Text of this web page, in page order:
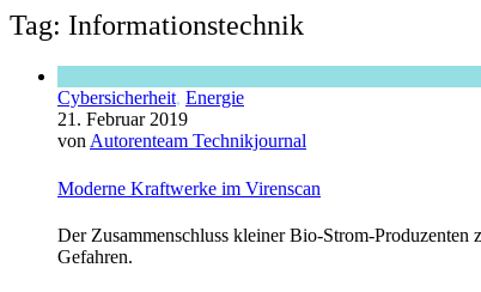
Tag: Informationstechnik
Cybersicherheit, Energie
21. Februar 2019
von Autorenteam Technikjournal
Moderne Kraftwerke im Virenscan
Der Zusammenschluss kleiner Bio-Strom-
Gefahren.